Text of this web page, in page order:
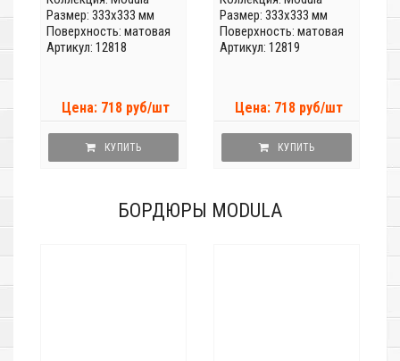
Размер: 333x333 мм
Поверхность: матовая
Артикул: 12818
Цена: 718 руб/шт
КУПИТЬ
Размер: 333x333 мм
Поверхность: матовая
Артикул: 12819
Цена: 718 руб/шт
КУПИТЬ
БОРДЮРЫ MODULA